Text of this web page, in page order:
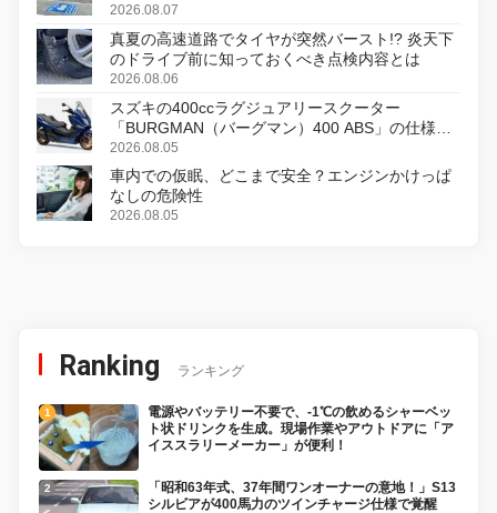
2026.08.07
真夏の高速道路でタイヤが突然バースト!? 炎天下
のドライブ前に知っておくべき点検内容とは
2026.08.06
スズキの400ccラグジュアリースクーター
「BURGMAN（バーグマン）400 ABS」の仕様を
変更し、8月18日に発売
2026.08.05
車内での仮眠、どこまで安全？エンジンかけっぱ
なしの危険性
2026.08.05
Ranking ランキング
電源やバッテリー不要で、-1℃の飲めるシャーベッ
ト状ドリンクを生成。現場作業やアウトドアに「ア
イススラリーメーカー」が便利！
「昭和63年式、37年間ワンオーナーの意地！」S13
シルビアが400馬力のツインチャージ仕様で覚醒